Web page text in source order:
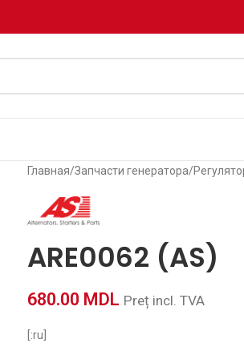
Главная/Запчасти генератора/
ARE0062 (AS)
680.00 MDL Preț incl. TVA
[:ru]